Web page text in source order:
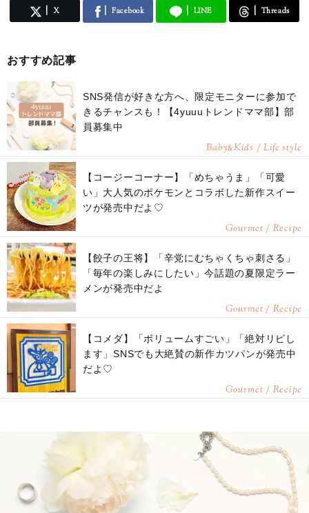
X Facebook LINE Threads
おすすめ記事
SNS発信が好きな方へ、限定モニターに参加で
きるチャンスも！【4yuuuトレンドママ部】部
員募集中
Baby&Kids / Life style
【コージーコーナー】「めちゃうま」「可愛
い」大人気のポケモンとコラボした新作スイー
ツが発売中だよ♡
Gourmet / Recipe
【餃子の王将】「辛党にむちゃくちゃ刺さる」
「毎年の楽しみにしたい」今話題の夏限定ラー
メンが発売中だよ
Gourmet / Recipe
【コメダ】「ボリュームすごい」「絶対リピし
ます」SNSでも大絶賛の新作カツパンが発売中
だよ♡
Gourmet / Recipe